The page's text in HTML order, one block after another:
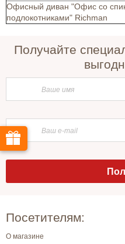
Офисный диван "Офис со
подлокотниками" Richman
Получайте
Посетителям:
О магазине